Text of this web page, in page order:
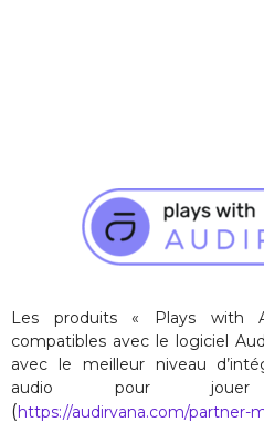
Les produits « Plays with
compatibles avec le logiciel
avec le meilleur niveau
audio pour jouer
(https://audirvana.com/partner-